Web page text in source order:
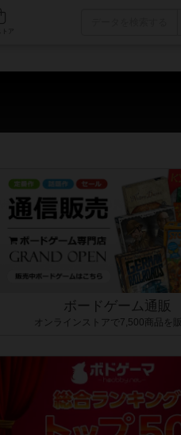
ードゲーム
時間や参加者へのルール説明時間は含ま
ジー・クッキング・海賊同士の対決など
いる方向けの絞込機能です。例えば「ダ
ボードゲーム通販
オンラインストアで7,500商品を